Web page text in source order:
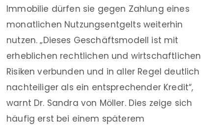
Immobilie dürfen sie gegen Zahlung eines
monatlichen Nutzungsentgelts weiterhin
nutzen. „Dieses Geschäftsmodell ist mit
erheblichen rechtlichen und wirtschaftlichen
Risiken verbunden und in aller Regel deutlich
nachteiliger als ein entsprechender Kredit“,
warnt Dr. Sandra von Möller. Dies zeige sich
häufig erst bei einem späterem